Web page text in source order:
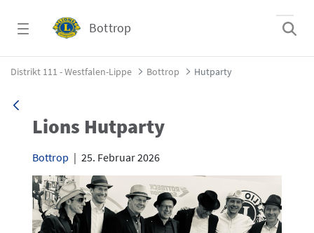
Bottrop
Hutparty - Bottrop
Distrikt 111 - Westfalen-Lippe Bottrop Hutparty
Lions Hutparty
Bottrop | 25. Februar 2026